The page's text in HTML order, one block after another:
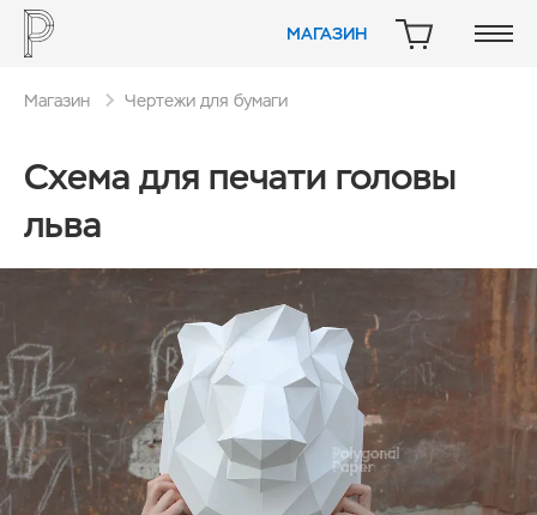
МАГАЗИН КОРЗИНА
Магазин Чертежи для бумаги
Схема для печати головы
льва